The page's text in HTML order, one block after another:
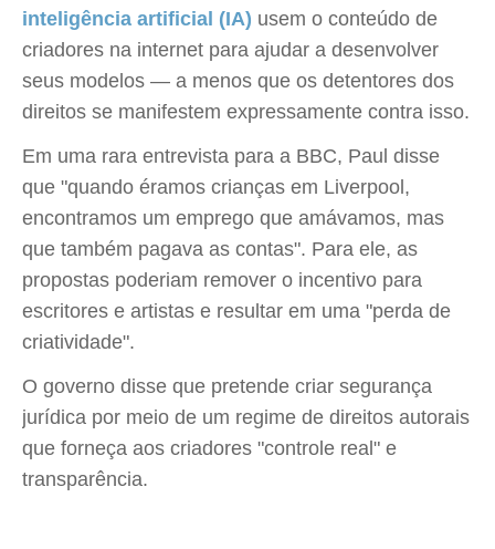
inteligência artificial (IA) usem o conteúdo de
criadores na internet para ajudar a desenvolver
seus modelos — a menos que os detentores dos
direitos se manifestem expressamente contra isso.
Em uma rara entrevista para a BBC, Paul disse
que "quando éramos crianças em Liverpool,
encontramos um emprego que amávamos, mas
que também pagava as contas". Para ele, as
propostas poderiam remover o incentivo para
escritores e artistas e resultar em uma "perda de
criatividade".
O governo disse que pretende criar segurança
jurídica por meio de um regime de direitos autorais
que forneça aos criadores "controle real" e
transparência.